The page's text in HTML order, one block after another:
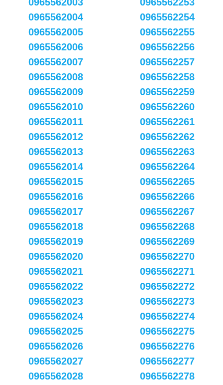
0965562004
0965562005
0965562006
0965562007
0965562008
0965562009
0965562010
0965562011
0965562012
0965562013
0965562014
0965562015
0965562016
0965562017
0965562018
0965562019
0965562020
0965562021
0965562022
0965562023
0965562024
0965562025
0965562026
0965562027
0965562028
0965562254
0965562255
0965562256
0965562257
0965562258
0965562259
0965562260
0965562261
0965562262
0965562263
0965562264
0965562265
0965562266
0965562267
0965562268
0965562269
0965562270
0965562271
0965562272
0965562273
0965562274
0965562275
0965562276
0965562277
0965562278